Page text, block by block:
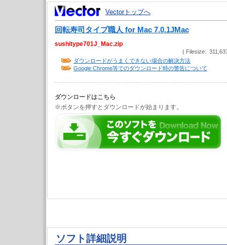
Vectorトップへ
回転寿司タイプ職人 for Mac 7.0.1JMac
sushitype701J_Mac.zip
( Filesize:
ダウンロードがうまくできない場合の解決方法
Google Chrome等でのダウンロード時の警告について
ダウンロードはこちら
※ボタンを押すとダウンロードが始まります。
ソフト詳細説明